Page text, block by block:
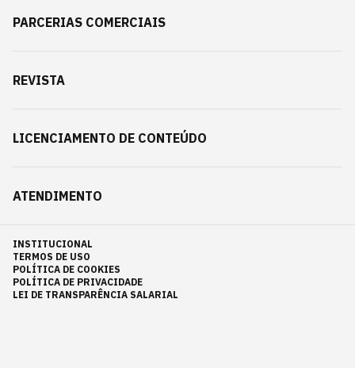
PARCERIAS COMERCIAIS
REVISTA
LICENCIAMENTO DE CONTEÚDO
ATENDIMENTO
INSTITUCIONAL
TERMOS DE USO
POLÍTICA DE COOKIES
POLÍTICA DE PRIVACIDADE
LEI DE TRANSPARÊNCIA SALARIAL